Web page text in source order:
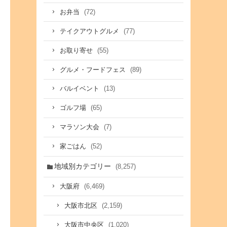
お弁当 (72)
テイクアウトグルメ (77)
お取り寄せ (55)
グルメ・フードフェス (89)
バルイベント (13)
ゴルフ場 (65)
マラソン大会 (7)
家ごはん (52)
地域別カテゴリー (8,257)
大阪府 (6,469)
大阪市北区 (2,159)
大阪市中央区 (1,020)